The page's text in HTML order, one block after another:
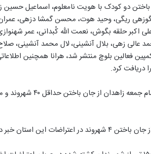
دو کودک با هویت نامعلوم، اسماعیل
ریگی، وحید هوت، محسن گمشا دزهی، عمران
حلقه بگوش، نعمت‌ الله کُبدانی،عمر
عالی‌ زهی، بلال آنشینی، لال‌ محمد آنشینی،
فعالین بلوچ منتشر شد، هرانا همچنین
دریافت کرد.
همچنین منابع محلی
این استان خبر داد.